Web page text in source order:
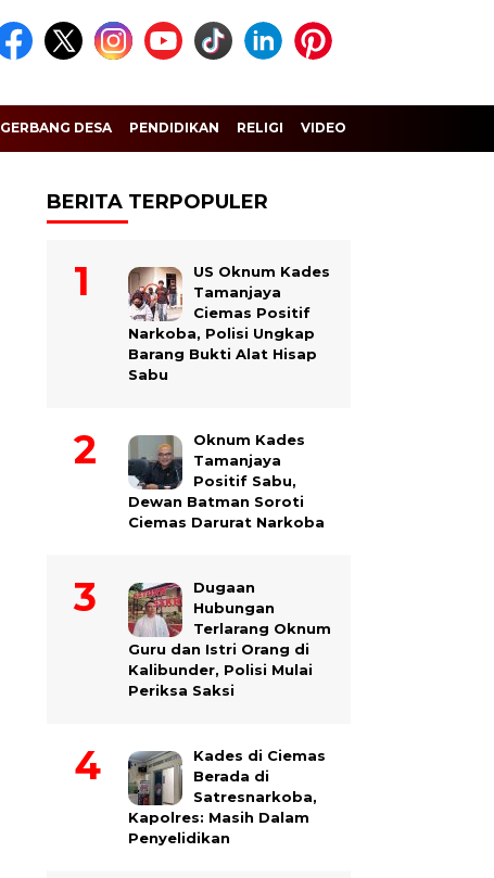
GERBANG DESA PENDIDIKAN RELIGI VIDEO
BERITA TERPOPULER
US Oknum Kades
Tamanjaya
Ciemas Positif
Narkoba, Polisi Ungkap
Barang Bukti Alat Hisap
Sabu
Oknum Kades
Tamanjaya
Positif Sabu,
Dewan Batman Soroti
Ciemas Darurat Narkoba
Dugaan
Hubungan
Terlarang Oknum
Guru dan Istri Orang di
Kalibunder, Polisi Mulai
Periksa Saksi
Kades di Ciemas
Berada di
Satresnarkoba,
Kapolres: Masih Dalam
Penyelidikan